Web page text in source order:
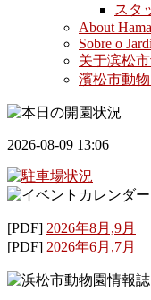
スタ
About
Sobre o
关于滨松
濱松市動
2026-08-09 13:06
[PDF] 2026年8月,9月
[PDF] 2026年6月,7月